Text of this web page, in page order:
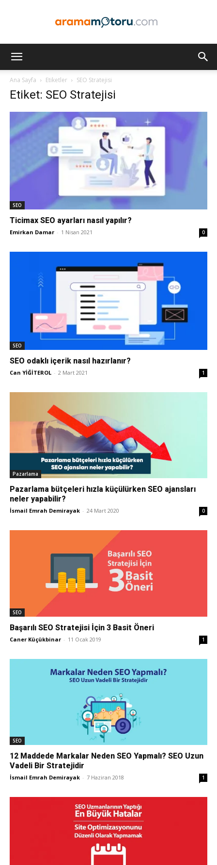
Optimizasyonu
SEO,
Tasarım,
Ana Sayfa Etiketler SEO Stratejisi
Etiket: SEO Stratejisi
SEO
Ticimax SEO ayarları nasıl yapılır?
Emirkan Damar - 1 Nisan 2021 0
SEO
SEO odaklı içerik nasıl hazırlanır?
Can YİĞİTEROL - 2 Mart 2021 1
Pazarlama
Pazarlama bütçeleri hızla küçülürken SEO ajansları
neler yapabilir?
İsmail Emrah Demirayak - 24 Mart 2020 0
SEO
Başarılı SEO Stratejisi İçin 3 Basit Öneri
Caner Küçükbinar - 11 Ocak 2019 1
SEO
12 Maddede Markalar Neden SEO Yapmalı? SEO Uzun
Vadeli Bir Stratejidir
İsmail Emrah Demirayak - 7 Haziran 2018 1